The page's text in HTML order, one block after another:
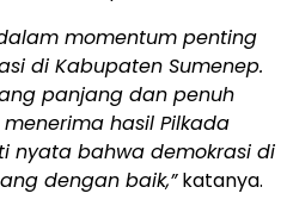
momentum penting
di Kabupaten Sumenep.
panjang dan penuh
hasil Pilkada
nyata bahwa demokrasi di
dengan baik,”katanya.